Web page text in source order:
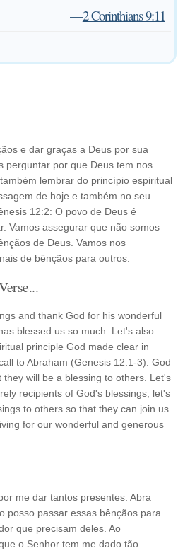
—2 Corinthians 9:11
e dar graças a Deus por sua
perguntar por que Deus tem nos
lembrar do princípio espiritual
de hoje e também no seu
12:2: O povo de Deus é
Vamos assegurar que não somos
de Deus. Vamos nos
de bênçãos para outros.
and thank God for his wonderful
blessed us so much. Let's also
principle God made clear in
to Abraham (Genesis 12:1-3). God
they will be a blessing to others. Let's
recipients of God's blessings; let's
to others so that they can join us
for our wonderful and generous
me dar tantos presentes. Abra
posso passar essas bênçãos para
que precisam deles. Ao
o Senhor tem me dado tão